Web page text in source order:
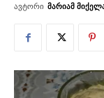
ავტორი მარიამ